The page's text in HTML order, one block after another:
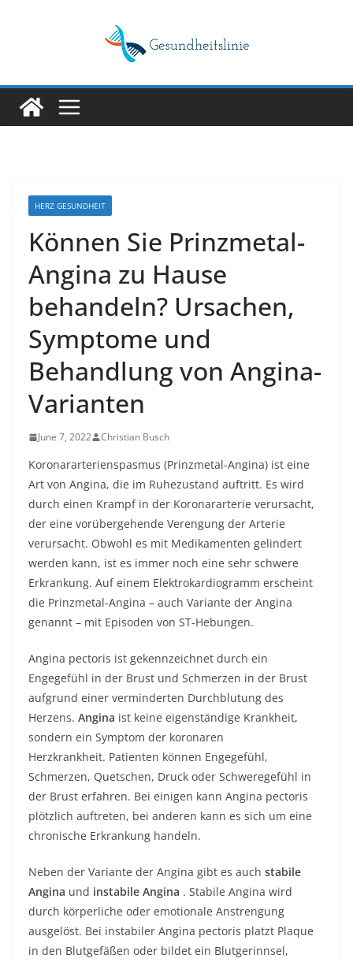
HERZ GESUNDHEIT
Können Sie Prinzmetal-
Angina zu Hause
behandeln? Ursachen,
Symptome und
Behandlung von Angina-
Varianten
June 7, 2022 Christian Busch
Koronararterienspasmus (Prinzmetal-Angina) ist eine
Art von Angina, die im Ruhezustand auftritt. Es wird
durch einen Krampf in der Koronararterie verursacht,
der eine vorübergehende Verengung der Arterie
verursacht. Obwohl es mit Medikamenten gelindert
werden kann, ist es immer noch eine sehr schwere
Erkrankung. Auf einem Elektrokardiogramm erscheint
die Prinzmetal-Angina – auch Variante der Angina
genannt – mit Episoden von ST-Hebungen.
Angina pectoris ist gekennzeichnet durch ein
Engegefühl in der Brust und Schmerzen in der Brust
aufgrund einer verminderten Durchblutung des
Herzens. Angina ist keine eigenständige Krankheit,
sondern ein Symptom der koronaren
Herzkrankheit. Patienten können Engegefühl,
Schmerzen, Quetschen, Druck oder Schweregefühl in
der Brust erfahren. Bei einigen kann Angina pectoris
plötzlich auftreten, bei anderen kann es sich um eine
chronische Erkrankung handeln.
Neben der Variante der Angina gibt es auch stabile
Angina und instabile Angina . Stabile Angina wird
durch körperliche oder emotionale Anstrengung
ausgelöst. Bei instabiler Angina pectoris platzt Plaque
in den Blutgefäßen oder bildet ein Blutgerinnsel,